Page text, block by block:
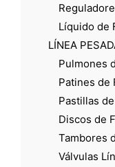
Líquido de
LÍNEA
Pulmones
Patines de
Pastillas
Discos de
Tambores
Válvulas